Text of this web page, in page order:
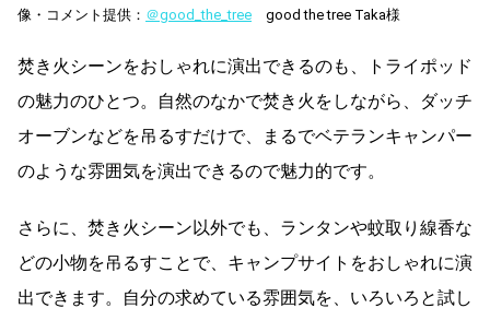
像・コメント提供： ＠good_the_tree good the tree Taka様
焚き火シーンをおしゃれに演出できるのも、トライポッド
の魅力のひとつ。自然のなかで焚き火をしながら、ダッチ
オーブンなどを吊るすだけで、まるでベテランキャンパー
のような雰囲気を演出できるので魅力的です。
さらに、焚き火シーン以外でも、ランタンや蚊取り線香な
どの小物を吊るすことで、キャンプサイトをおしゃれに演
出できます。自分の求めている雰囲気を、いろいろと試し